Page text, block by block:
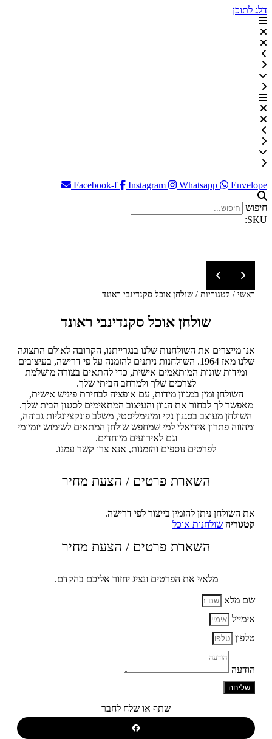
דלג לתוכן
Facebook-f Instagram Whatsapp Envelope
חיפוש
SKU:
ראשי / קטגוריות / שולחן אוכל סקנדינבי ראונד
שולחן אוכל סקנדינבי ראונד
אנו מייצרים את השולחנות שלנו בנגרייתנו, הקרובה לאולם התצוגה
שלנו מאז 1964. השולחנות ניתנים להזמנה על פי דרישה, בעיצובים
ומידות שונות המותאמים אישית, כדי להתאים בצורה מושלמת
לצרכים שלך ולמרחב הביתי שלך.
השולחן זמין במגוון מידות, עם אופציה לבחירת פיניש אישית,
מאפשר לך לבחור את הגוון והעיצוב המתאימים לסגנון הבית שלך.
השולחן מעוצב בסגנון נקי ומינימליסטי, משלב פונקציונליות גבוהה,
ומהווה פתרון אידיאלי למי שמחפש שולחן המתאים לשימוש יומיומי
וגם לאירועים מיוחדים.
לפרטים נוספים והזמנות, אנא צרו קשר עמנו.
השארת פרטים / הצעת מחיר
את השולחן ניתן להזמין בייצור לפי דרישה.
קטגוריה שולחנות אוכל
השארת פרטים / הצעת מחיר
מלא/י את הפרטים ונציג יחזור אליכם בהקדם.
שם מלא
אימייל
טלפון
הודעה
שליחה
שתף או שלח לחבר